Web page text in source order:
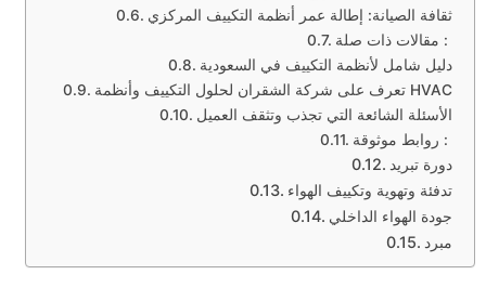
ثقافة الصيانة: إطالة عمر أنظمة التكييف المركزي
مقالات ذات صلة :
دليل شامل لأنظمة التكييف في السعودية
تعرف على شركة الشقران لحلول التكييف وأنظمة HVAC
الأسئلة الشائعة التي تجذب وتثقف العميل
روابط موثوقة :
دورة تبريد
تدفئة وتهوية وتكييف الهواء
جودة الهواء الداخلي
مبرد